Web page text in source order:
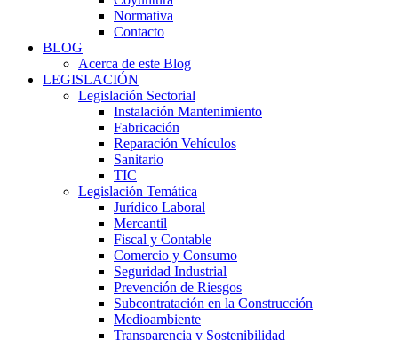
Normativa
Contacto
BLOG
Acerca de este Blog
LEGISLACIÓN
Legislación Sectorial
Instalación Mantenimiento
Fabricación
Reparación Vehículos
Sanitario
TIC
Legislación Temática
Jurídico Laboral
Mercantil
Fiscal y Contable
Comercio y Consumo
Seguridad Industrial
Prevención de Riesgos
Subcontratación en la Construcción
Medioambiente
Transparencia y Sostenibilidad